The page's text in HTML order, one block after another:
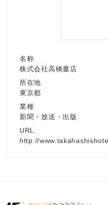
名称
株式会社高橋書店
所在地
東京都
業種
新聞・放送・出版
URL
http://